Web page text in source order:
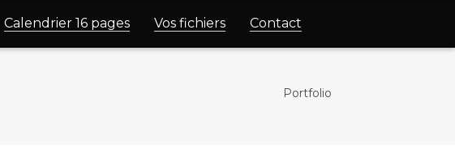
Calendrier 16 pages Vos fichiers Contact
Portfolio